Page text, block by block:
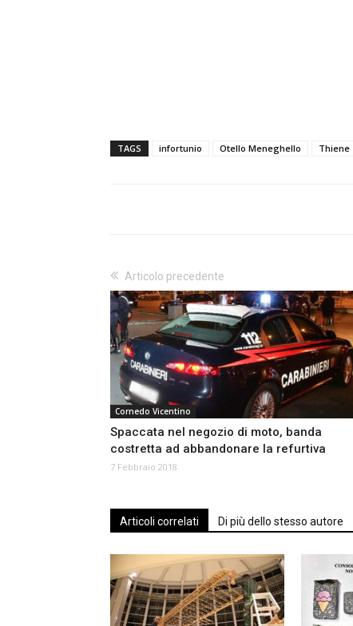
TAGS infortunio Otello Meneghello Thiene
Articolo precedente
Cornedo Vicentino
Spaccata nel negozio di moto, banda
costretta ad abbandonare la refurtiva
7 Febbraio 2018
Articoli correlati Di più dello stesso autore